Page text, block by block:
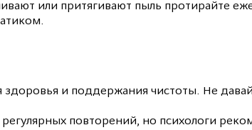
или притягивают пыль протирайте
и поддержания чистоты. Не
повторений, но психологи